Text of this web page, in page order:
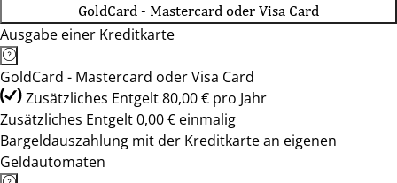
GoldCard - Mastercard oder Visa Card
Ausgabe einer Kreditkarte
GoldCard - Mastercard oder Visa Card
Zusätzliches Entgelt 80,00 € pro Jahr
Zusätzliches Entgelt 0,00 € einmalig
Bargeldauszahlung mit der Kreditkarte an eigenen
Geldautomaten